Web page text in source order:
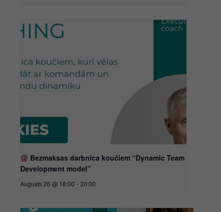
Bezmaksas darbnīca koučiem “Dynamic Team
Development model”
Augusts 26 @ 18:00 - 20:00